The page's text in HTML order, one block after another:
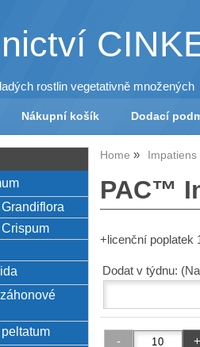
rostlin vegetativně množených
Nákupní košík Dodací
Home Impatiens
PAC™
+licenční poplatek
Dodat v týdnu: